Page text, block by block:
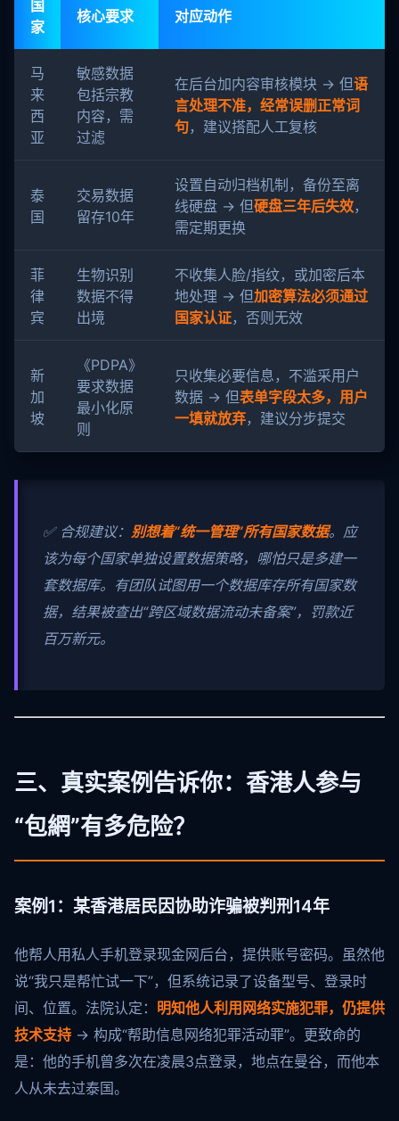
国
家
核心要求 对应动作
马
来
西
亚
敏感数据
包括宗教
内容，需
过滤
在后台加内容审核模块 → 但语
言处理不准，经常误删正常词
句，建议搭配人工复核
泰
国
交易数据
留存10年
设置自动归档机制，备份至离
线硬盘 → 但硬盘三年后失效，
需定期更换
菲
律
宾
生物识别
数据不得
出境
不收集人脸/指纹，或加密后本
地处理 → 但加密算法必须通过
国家认证，否则无效
新
加
坡
《PDPA》
要求数据
最小化原
则
只收集必要信息，不滥采用户
数据 → 但表单字段太多，用户
一填就放弃，建议分步提交
✅ 合规建议： 别想着“统一管理”所有国家数据。应
该为每个国家单独设置数据策略，哪怕只是多建一
套数据库。有团队试图用一个数据库存所有国家数
据，结果被查出“跨区域数据流动未备案”，罚款近
百万新元。
三、真实案例告诉你：香港人参与
“包網”有多危险？
案例1：某香港居民因协助诈骗被判刑14年
他帮人用私人手机登录现金网后台，提供账号密码。虽然他
说“我只是帮忙试一下”，但系统记录了设备型号、登录时
间、位置。法院认定： 明知他人利用网络实施犯罪，仍提供
技术支持 → 构成“帮助信息网络犯罪活动罪”。更致命的
是：他的手机曾多次在凌晨3点登录，地点在曼谷，而他本
人从未去过泰国。